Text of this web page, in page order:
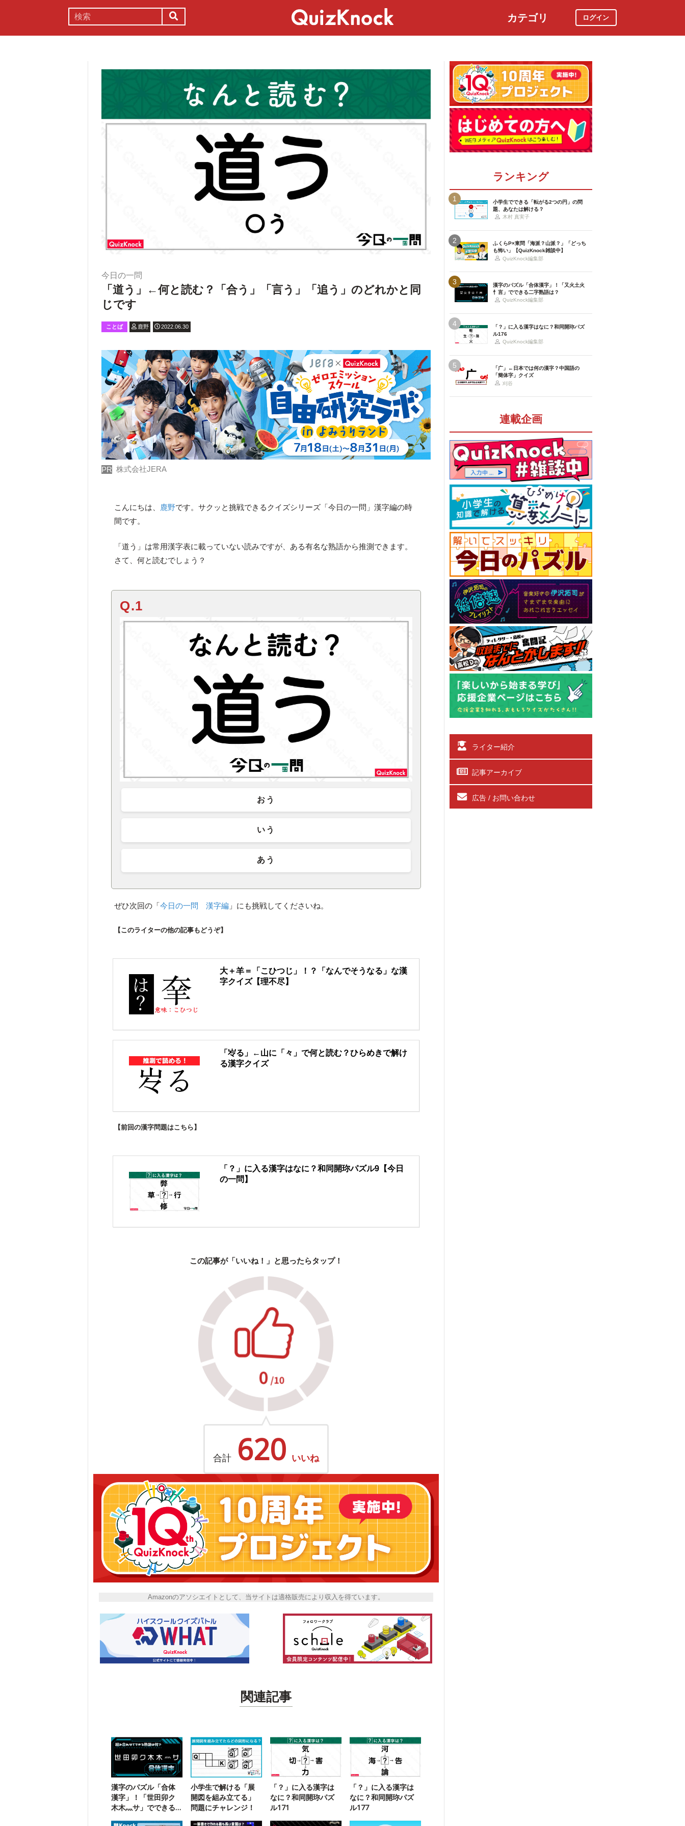
カテゴリ ログイン
今日の一問
「道う」←何と読む？「合う」「言う」「追う」のどれかと同
じです
ことば 鹿野 2022.06.30
PR 株式会社JERA
こんにちは、 鹿野です。サクッと挑戦できるクイズシリーズ「今日の一問」漢字編の時
間です。
「道う」は常用漢字表に載っていない読みですが、ある有名な熟語から推測できます。
さて、何と読むでしょう？
Q.1
おう
いう
あう
ぜひ次回の「今日の一問 漢字編 」にも挑戦してくださいね。
【このライターの他の記事もどうぞ】
大＋羊＝「こひつじ」！？「なんでそうなる」な漢
字クイズ【理不尽】
「㞮る」←山に「々」で何と読む？ひらめきで解け
る漢字クイズ
【前回の漢字問題はこちら】
「？」に入る漢字はなに？和同開珎パズル9【今日
の一問】
この記事が「いいね！」と思ったらタップ！
合計 620 いいね
Amazonのアソシエイトとして、当サイトは適格販売により収入を得ています。
関連記事
漢字のパズル「合体
漢字」！「世田卯ク
木木灬サ」でできる
小学生で解ける「展
開図を組み立てる」
問題にチャレンジ！
「？」に入る漢字は
なに？和同開珎パズ
ル171
「？」に入る漢字は
なに？和同開珎パズ
ル177
ランキング
1
小学生でできる「転がる2つの円」の問
題、あなたは解ける？
木村 真実子
2
ふくらP×東問「海派？山派？」「どっち
も怖い」【QuizKnock雑談中】
QuizKnock編集部
3
漢字のパズル「合体漢字」！「又火土火
忄言」でできる二字熟語は？
QuizKnock編集部
4
「？」に入る漢字はなに？和同開珎パズ
ル176
QuizKnock編集部
5
「广」←日本では何の漢字？中国語の
「簡体字」クイズ
刈谷
連載企画
ライター紹介
記事アーカイブ
広告 / お問い合わせ